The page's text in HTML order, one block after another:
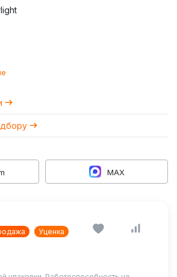
MAX
Уценка